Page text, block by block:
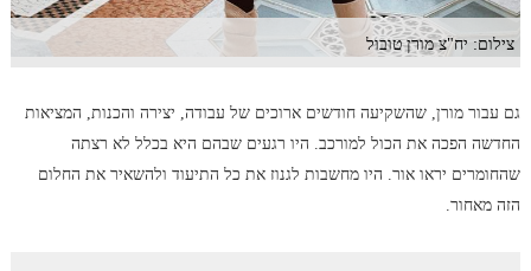
צילום: יח"צ מורן טובול
גם עבור מורן, שהשקיעה חודשים ארוכים של עבודה, יצירה והכנות, המציאות
החדשה הפכה את הכול למורכב. היו רגעים שבהם היא בכלל לא רצתה
שהחומרים יראו אור. היו מחשבות לגנוז את כל התיעוד ולהשאיר את החלום
הזה מאחור.